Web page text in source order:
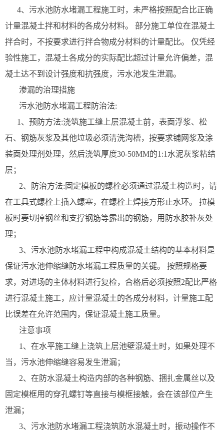
4、污水池防水堵漏工程施工时，未严格按照配合比正确
计量混凝土拌和材料的各成分材料。 部分施工单位在混凝土
拌合时，不按要求进行拌合物成分材料的计量配比。 仅凭经
验性施工，混凝土各成分的实际配比超过计量允许偏差，混
凝土达不到设计强度和抗强度，污水池发生泄漏。
渗漏的治理措施
污水池防水堵漏工程防治法:
1、预防方法:浇筑施工缝上层混凝土前，表面浮浆、松
石、钢筋灰浆及其他垃圾必须清洗沟槽，按要求铺网浆及涂
装面处理剂处理，然后浇筑厚度30-50MM的1:1水泥灰浆粘结
层；
2、防治方法:固定模板的螺栓必须通过混凝土构造时，请
在工具式螺栓上插入螺塞，在螺栓上焊接方形止水环。 拉模
板时要切掉钢丝和支撑钢筋等露出的钢筋，用防水胶补灰处
理；
3、污水池防水堵漏工程中构成混凝土结构的基本材料是
保证污水池伸缩缝防水堵漏工程质量的关键。 按照规格要
求，对进场的主体材料进行复检，合格后必须按照2配比严格
进行混凝土施工，应计量混凝土的各成分材料，计量施工配
比误差在允许范围内，保证混凝土施工质量。
注意事项
1、在水平施工缝上浇筑上层池壁混凝土时，如果处理不
当，污水池伸缩缝容易发生泄漏；
2、在防水混凝土构造内部的各种钢筋、捆扎金属丝以及
固定模框用的穿孔螺钉等直接与模框接触，会在该部位产生
泄漏；
3、污水池防水堵漏工程浇筑防水混凝土时，振动操作不